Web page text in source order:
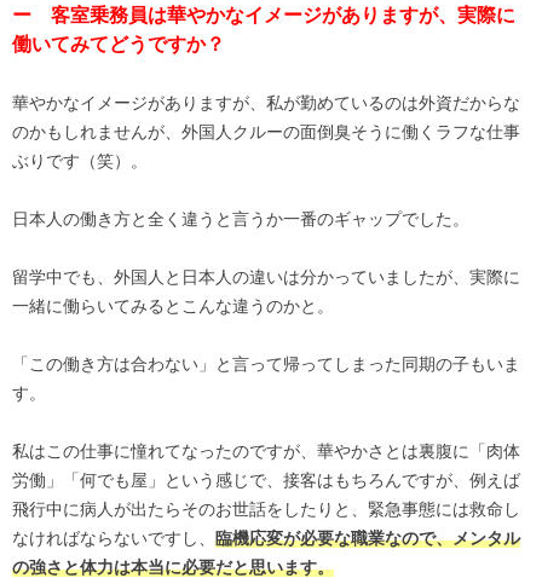
ー 客室乗務員は華やかなイメージがありますが、実際に
働いてみてどうですか？
華やかなイメージがありますが、私が勤めているのは外資だからな
のかもしれませんが、外国人クルーの面倒臭そうに働くラフな仕事
ぶりです（笑）。
日本人の働き方と全く違うと言うか一番のギャップでした。
留学中でも、外国人と日本人の違いは分かっていましたが、実際に
一緒に働らいてみるとこんな違うのかと。
「この働き方は合わない」と言って帰ってしまった同期の子もいま
す。
私はこの仕事に憧れてなったのですが、華やかさとは裏腹に「肉体
労働」「何でも屋」という感じで、接客はもちろんですが、例えば
飛行中に病人が出たらそのお世話をしたりと、緊急事態には救命し
なければならないですし、
臨機応変が必要な職業なので、メンタル
の強さと体力は本当に必要だと思います。